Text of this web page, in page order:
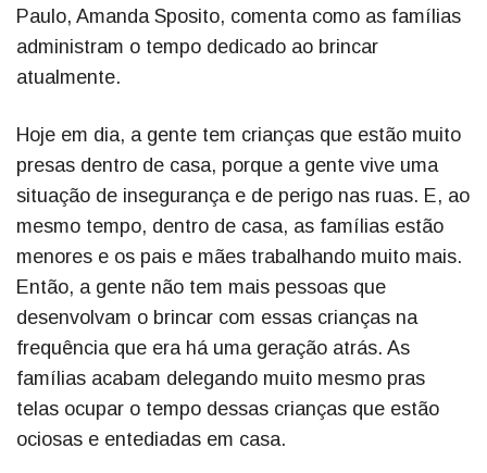
Paulo, Amanda Sposito, comenta como as famílias
administram o tempo dedicado ao brincar
atualmente.
Hoje em dia, a gente tem crianças que estão muito
presas dentro de casa, porque a gente vive uma
situação de insegurança e de perigo nas ruas. E, ao
mesmo tempo, dentro de casa, as famílias estão
menores e os pais e mães trabalhando muito mais.
Então, a gente não tem mais pessoas que
desenvolvam o brincar com essas crianças na
frequência que era há uma geração atrás. As
famílias acabam delegando muito mesmo pras
telas ocupar o tempo dessas crianças que estão
ociosas e entediadas em casa.